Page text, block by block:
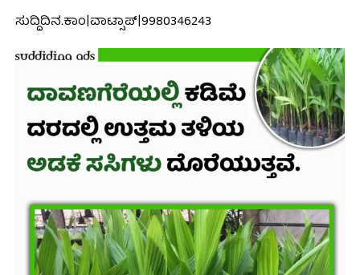
ಸುದ್ದಿದಿನ.ಕಾಂ|ವಾಟ್ಸಾಪ್|9980346243